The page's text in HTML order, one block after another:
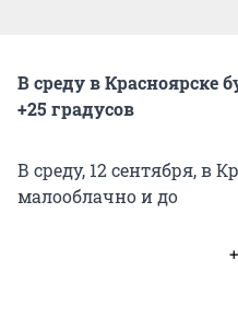
В среду в Красноярске
+25 градусов
В среду, 12 сентября, в
малооблачно и до